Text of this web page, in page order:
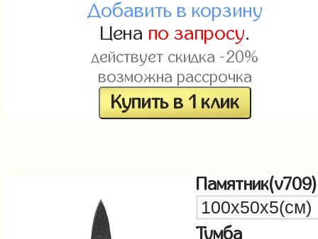
Добавить в корзину
Цена по запросу.
действует скидка -20%
возможна рассрочка
Купить в 1 клик
Памятник(v709)
Тумба